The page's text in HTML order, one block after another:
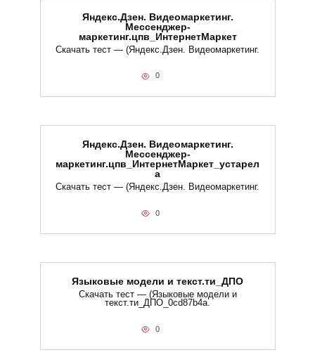
Яндекс.Дзен. Видеомаркетинг.
Мессенджер-
маркетинг.цпв_ИнтернетМаркет
Скачать тест — (Яндекс.Дзен. Видеомаркетинг.
0
Яндекс.Дзен. Видеомаркетинг.
Мессенджер-
маркетинг.цпв_ИнтернетМаркет_устарел
а
Скачать тест — (Яндекс.Дзен. Видеомаркетинг.
0
Языковые модели и текст.ти_ДПО
Скачать тест — (Языковые модели и
текст.ти_ДПО_0cd87b4a.
0